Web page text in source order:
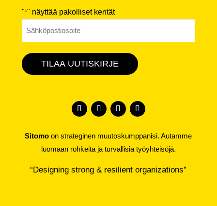
"*" näyttää pakolliset kentät
TILAA UUTISKIRJE
Sitomo on strateginen muutoskumppanisi. Autamme
luomaan rohkeita ja turvallisia työyhteisöjä.
“Designing strong & resilient organizations”